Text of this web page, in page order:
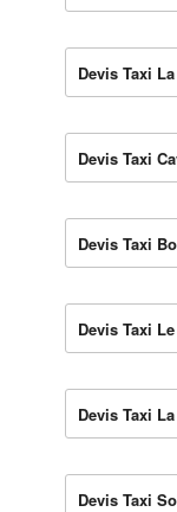
Devis Taxi
Devis Taxi
Devis Taxi
Devis Taxi
Devis Taxi
Devis Taxi